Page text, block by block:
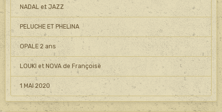
NADAL et JAZZ
PELUCHE ET PHELINA
OPALE 2 ans
LOUKI et NOVA de Françoise
1 MAI 2020